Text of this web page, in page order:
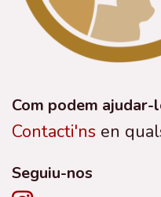
Com podem ajudar-
Contacti'ns en
Seguiu-nos